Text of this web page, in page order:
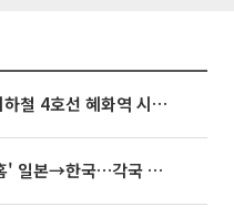
전장연, 오늘(10일) 서울 지하철 4호선 혜화역 시위…1호선 용산역 무정차
태풍 '돌핀' 중국 상륙, '찬홈' 일본→한국…각국 기상청 예상 경로는?